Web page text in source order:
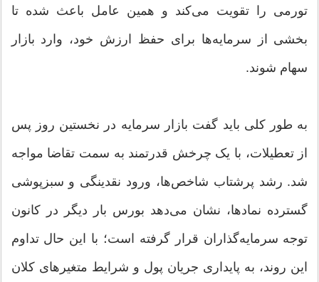
تورمی را تقویت می‌کند و همین عامل باعث شده تا
بخشی از سرمایه‌ها برای حفظ ارزش خود، وارد بازار
سهام شوند.
به طور کلی باید گفت بازار سرمایه در نخستین روز پس
از تعطیلات، با یک چرخش قدرتمند به سمت تقاضا مواجه
شد. رشد پرشتاب شاخص‌ها، ورود نقدینگی و سبزپوشی
گسترده نمادها، نشان می‌دهد بورس بار دیگر در کانون
توجه سرمایه‌گذاران قرار گرفته است؛ با این حال تداوم
این روند، به پایداری جریان پول و شرایط متغیرهای کلان